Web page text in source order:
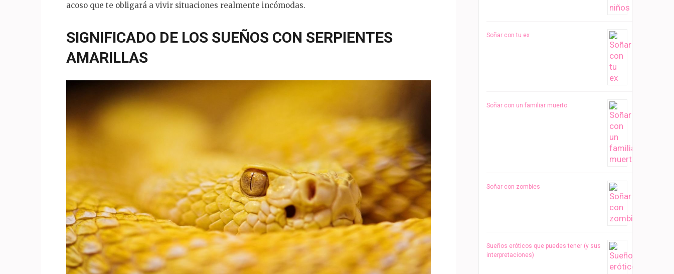
acoso que te obligará a vivir situaciones realmente incómodas.
SIGNIFICADO DE LOS SUEÑOS CON SERPIENTES
AMARILLAS
Soñar con tu ex
Soñar con un familiar muerto
Soñar con zombies
Sueños eróticos que puedes tener (y sus
interpretaciones)